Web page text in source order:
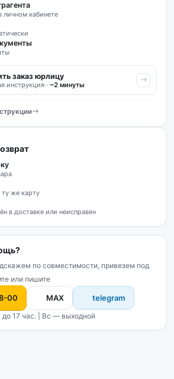
личном кабинете
заказ юрлицу
инструкция · ~2 минуты
ту же карту
в доставке или неисправен
по совместимости, привезем под
или пишите
00 MAX telegram
до 17 час. | Вс — выходной